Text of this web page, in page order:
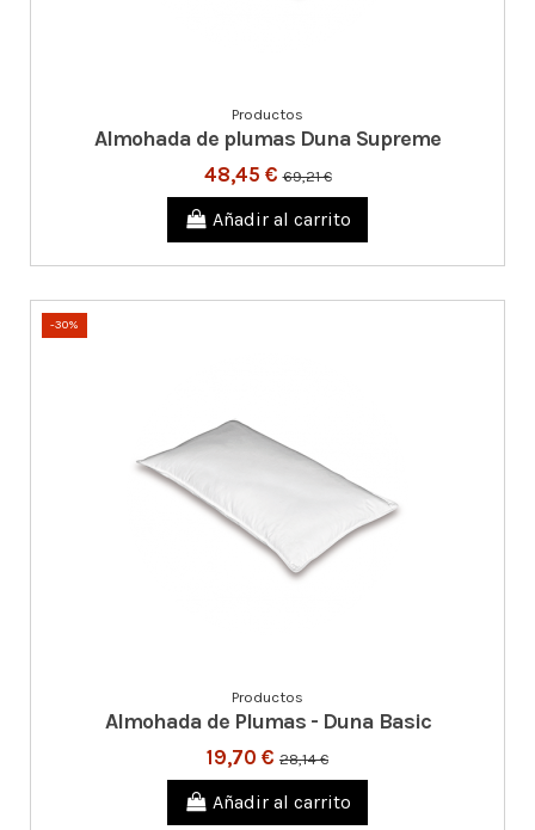
Productos
Almohada de plumas Duna Supreme
48,45 €69,21 €
Añadir al carrito
-30%
Productos
Almohada de Plumas - Duna Basic
19,70 € 28,14 €
Añadir al carrito